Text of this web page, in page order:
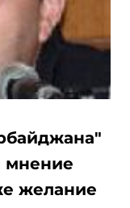
мнение
желание